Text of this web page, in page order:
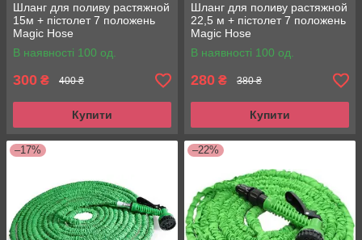
Шланг для поливу растяжной
15м + пістолет 7 положень
Magic Hose
В наявності 100 од.
300 ₴ 400 ₴
Купити
Шланг для поливу растяжной
22,5 м + пістолет 7 положень
Magic Hose
В наявності 100 од.
280 ₴ 380 ₴
Купити
–17% –22%